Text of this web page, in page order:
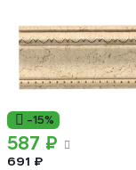
-15%
587 ₽
691 ₽